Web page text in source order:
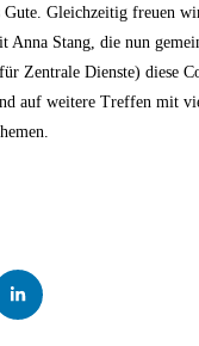
Gute. Gleichzeitig freuen
Anna Stang, die nun
Zentrale Dienste) diese
auf weitere Treffen mit